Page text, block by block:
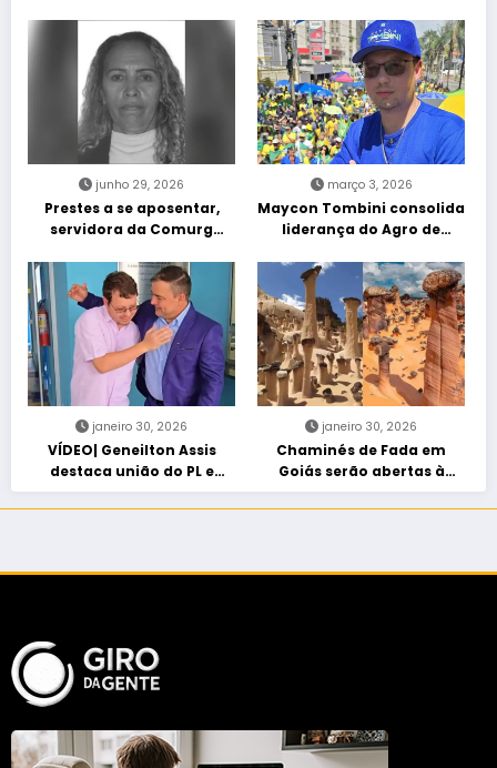
junho 29, 2026
Prestes a se aposentar,
servidora da Comurg
entra em protocolo de
morte encefálica
março 3, 2026
Maycon Tombini consolida
liderança do Agro de
“Acorda Brasil” em Goiânia
janeiro 30, 2026
VÍDEO| Geneilton Assis
destaca união do PL e
consolidação de apoio a
Maycon Tombini em Jataí
janeiro 30, 2026
Chaminés de Fada em
Goiás serão abertas à
visitação controlada